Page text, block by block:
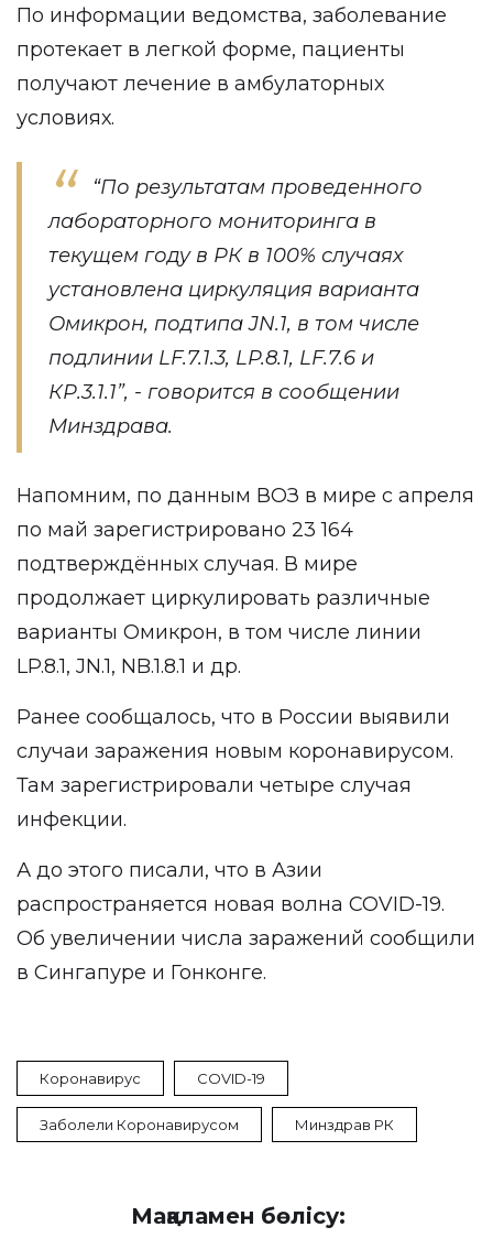
По информации ведомства, заболевание
протекает в легкой форме, пациенты
получают лечение в амбулаторных
условиях.
“По результатам проведенного
лабораторного мониторинга в
текущем году в РК в 100% случаях
установлена циркуляция варианта
Омикрон, подтипа JN.1, в том числе
подлинии LF.7.1.3, LP.8.1, LF.7.6 и
КР.3.1.1”, - говорится в сообщении
Минздрава.
Напомним, по данным ВОЗ в мире с апреля
по май зарегистрировано 23 164
подтверждённых случая. В мире
продолжает циркулировать различные
варианты Омикрон, в том числе линии
LP.8.1, JN.1, NB.1.8.1 и др.
Ранее сообщалось, что в России выявили
случаи заражения новым коронавирусом.
Там зарегистрировали четыре случая
инфекции.
А до этого писали, что в Азии
распространяется новая волна COVID-19.
Об увеличении числа заражений сообщили
в Сингапуре и Гонконге.
Коронавирус COVID-19
Заболели Коронавирусом Минздрав РК
Мақаламен бөлісу: